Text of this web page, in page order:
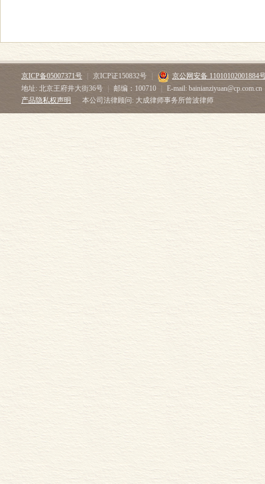
京ICP备05007371号 京ICP证150832号
京公网安备 11010102001884
地址: 北京王府井大街36号
邮编：100710
E-mail: bainianziyuan@cp.com.cn
产品隐私权声明
本公司法律顾问: 大成律师事务所曾波律师